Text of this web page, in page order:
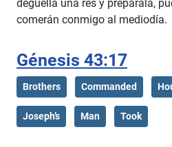
degüella una res y prepárala,
comerán conmigo al mediodía.
Génesis 43:17
Brothers Commanded
Joseph’s Man Took